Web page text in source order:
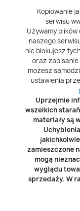
Kopiowanie
serwisu
Używamy
naszego
nie blokujesz
oraz zapisanie
możesz
ustawienia
Uprzejmie
wszelkich
materiały są
zamieszczone
mogą
wyglądu
sprzedaży. W